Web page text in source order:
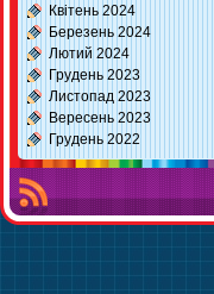
Квітень 2024
Березень 2024
Лютий 2024
Грудень 2023
Листопад 2023
Вересень 2023
Грудень 2022